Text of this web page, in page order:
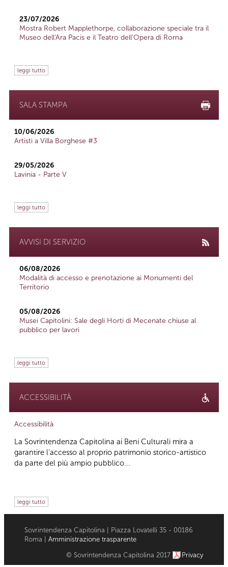
23/07/2026
Mostra Robert Mapplethorpe, collaborazione speciale tra il
Museo dell'Ara Pacis e il Teatro dell'Opera di Roma
leggi tutto
SALA STAMPA
10/06/2026
Artisti a Villa Borghese #3
29/05/2026
Lavinia - Parte V
leggi tutto
AVVISI DI SERVIZIO
06/08/2026
Modalità di accesso e prenotazione ai Monumenti del
Territorio
05/08/2026
Musei Capitolini: Sale degli Horti di Mecenate chiuse al
pubblico per lavori
leggi tutto
ACCESSIBILITÀ
Accessibilità
La Sovrintendenza Capitolina ai Beni Culturali mira a
garantire l’accesso al proprio patrimonio storico-artistico
da parte del più ampio pubblico...
leggi tutto
Sovrintendenza Capitolina | Piazza Lovatelli 35 - 00186
Roma | Amministrazione trasparente
© Sovrintendenza Capitolina 2017 Privacy